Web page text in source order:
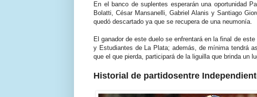
En el banco de suplentes esperarán una oportunidad
Bolatti, César Mansanelli, Gabriel Alanis y Santiago
quedó descartado ya que se recupera de una neumonía.
El ganador de este duelo se enfrentará en la final de
y Estudiantes de La Plata; además, de mínima tendrá
que el que pierda, participará de la liguilla que brinda un
Historial de partidosentre